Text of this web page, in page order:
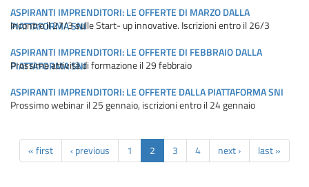
ASPIRANTI IMPRENDITORI: LE OFFERTE DI MARZO DALLA
PIATTAFORMA SNI
Incontro il 27/3 sulle Start- up innovative. Iscrizioni entro il 26/3
ASPIRANTI IMPRENDITORI: LE OFFERTE DI FEBBRAIO DALLA
PIATTAFORMA SNI
Prossime attività di formazione il 29 febbraio
ASPIRANTI IMPRENDITORI: LE OFFERTE DALLA PIATTAFORMA SNI
Prossimo webinar il 25 gennaio, iscrizioni entro il 24 gennaio
« first ‹ previous 1 2 3 4 next › last »